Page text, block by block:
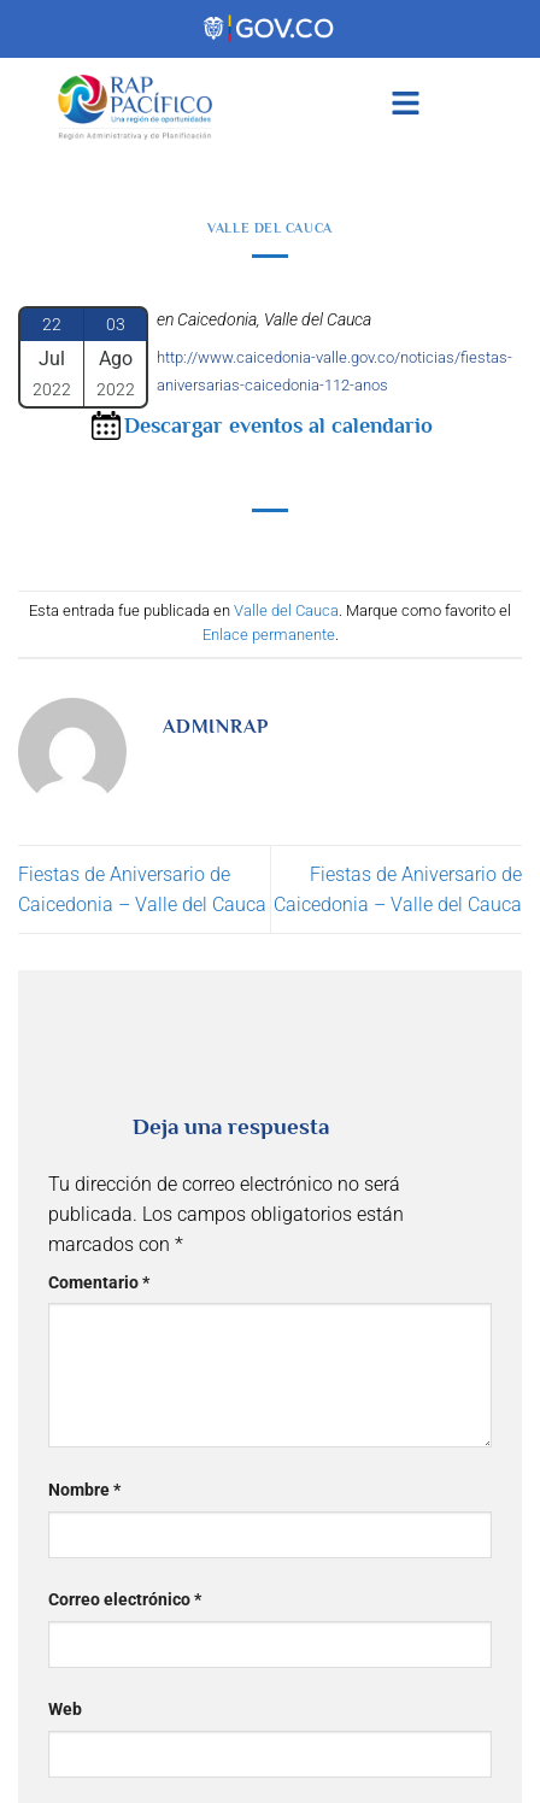
VALLE DEL CAUCA
22
Jul
2022
03
Ago
2022
en Caicedonia, Valle del Cauca
http://www.caicedonia-valle.gov.co/noticias/fiestas-
aniversarias-caicedonia-112-anos
Descargar eventos al calendario
Esta entrada fue publicada en Valle del Cauca. Marque como favorito el
Enlace permanente.
ADMINRAP
Fiestas de Aniversario de
Caicedonia – Valle del Cauca
Fiestas de Aniversario de
Caicedonia – Valle del Cauca
Deja una respuesta
Tu dirección de correo electrónico no será
publicada. Los campos obligatorios están
marcados con *
Comentario*
Nombre*
Correo electrónico*
Web